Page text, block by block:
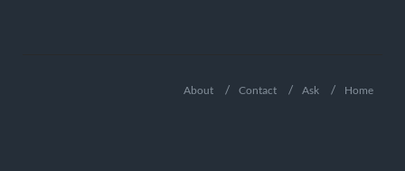
Home
Ask
Contact
About